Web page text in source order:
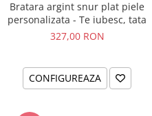
Bratara argint snur plat piele
personalizata - Te iubesc, tata
327,00 RON
CONFIGUREAZA